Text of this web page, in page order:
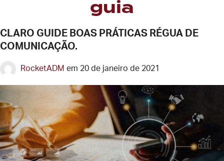
Tag:
guia
CLARO GUIDE BOAS PRÁTICAS RÉGUA DE
COMUNICAÇÃO.
RocketADM em 20 de janeiro de 2021